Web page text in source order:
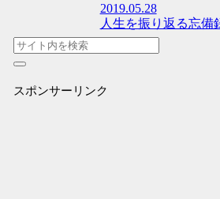
2019.05.28
人生を振り返る忘備
スポンサーリンク